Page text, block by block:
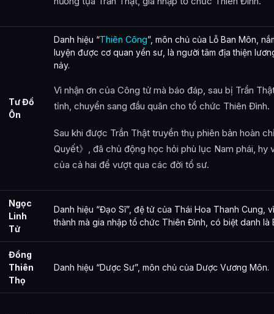
Tư Đồ
Ôn
Danh hiệu “Thiên Công”, môn chủ của Lỗ Ban Môn,
luyện được cơ quan yển sư, là người tâm địa thiện
nảy.
Vì nhận ơn của Công tử mà báo đáp, sau bị Trần
tỉnh, chuyển sang đầu quân cho tổ chức Thiên Đình.
Sau khi được Trần Thật truyền thụ phiên bản hoàn
Quyết》, đã chủ động học hỏi phù lục Nam phái, hy
của cả hai để vượt qua các đời tổ sư.
Ngọc
Linh
Tử
Danh hiệu “Đạo Sĩ”, đệ tử của Thái Hoa Thanh Cung,
thành mà gia nhập tổ chức Thiên Đình, có biệt danh là
Đồng
Thiên
Thọ
Danh hiệu “Dược Sư”, môn chủ của Dược Vương Môn.